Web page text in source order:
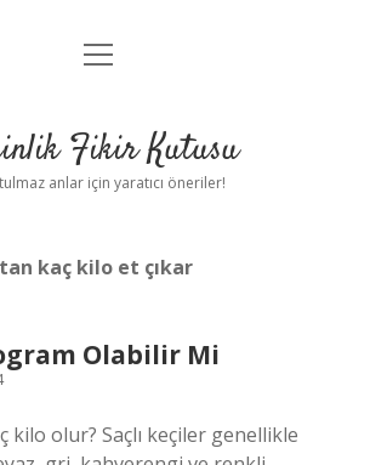
Anasayfa
Yasal Uyarı
menüyü
Fikir Kutusu
anlar için yaratıcı öneriler!
kaç kilo et çıkar
Olabilir Mi
kilo olur? Saçlı keçiler genellikle